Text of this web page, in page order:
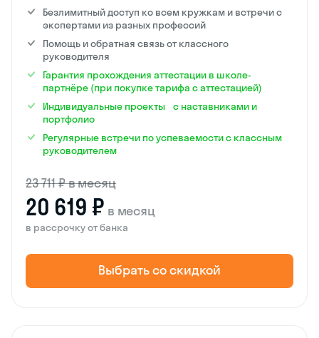
Безлимитный доступ ко всем кружкам и встречи с
экспертами из разных профессий
Помощь и обратная связь от классного
руководителя
Гарантия прохождения аттестации в школе-
партнёре (при покупке тарифа с аттестацией)
Индивидуальные проекты с наставниками и
портфолио
Регулярные встречи по успеваемости с классным
руководителем
23 711 ₽ в месяц
20 619 ₽ в месяц
в рассрочку от банка
Выбрать со скидкой